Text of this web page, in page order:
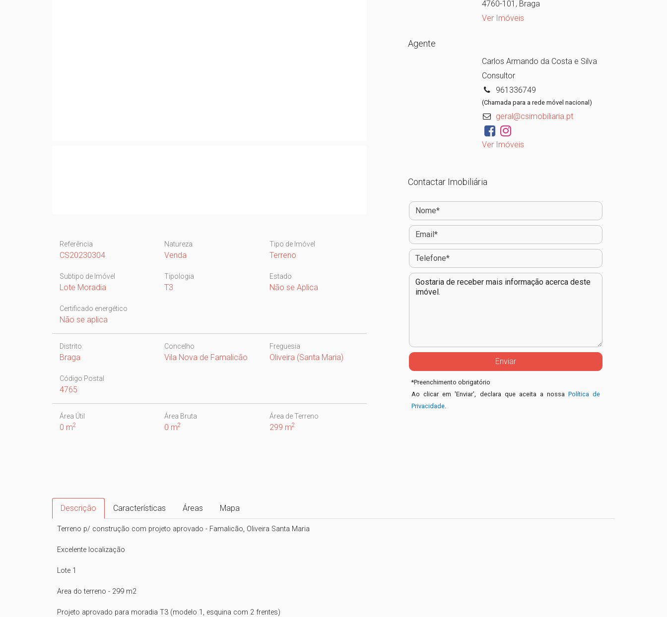
Referência
CS20230304
Natureza
Venda
Tipo de Imóvel
Terreno
Subtipo de Imóvel
Lote Moradia
Tipologia
T3
Estado
Não se Aplica
Certificado energético
Não se aplica
Distrito
Braga
Concelho
Vila Nova de Famalicão
Freguesia
Oliveira (Santa Maria)
Código Postal
4765
Área Útil
0 m2
Área Bruta
0 m2
Área de Terreno
299 m2
4760-101, Braga
Ver Imóveis
Agente
Carlos Armando da Costa e Silva
Consultor
961336749
(Chamada para a rede móvel nacional)
geral@csimobiliaria.pt
Ver Imóveis
Contactar Imobiliária
*Preenchimento obrigatório
Ao clicar em 'Enviar', declara que aceita a nossaPolítica de
Privacidade.
Descrição Características Áreas Mapa
Terreno p/ construção com projeto aprovado - Famalicão, Oliveira Santa Maria
Excelente localização
Lote 1
Area do terreno - 299 m2
Projeto aprovado para moradia T3 (modelo 1, esquina com 2 frentes)